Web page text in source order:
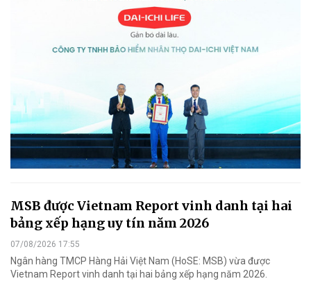
MSB được Vietnam Report vinh danh tại hai
bảng xếp hạng uy tín năm 2026
07/08/2026 17:55
Ngân hàng TMCP Hàng Hải Việt Nam (HoSE: MSB) vừa được
Vietnam Report vinh danh tại hai bảng xếp hạng năm 2026.